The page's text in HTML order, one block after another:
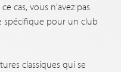
cas, vous n'avez pas
spécifique pour un club
classiques qui se